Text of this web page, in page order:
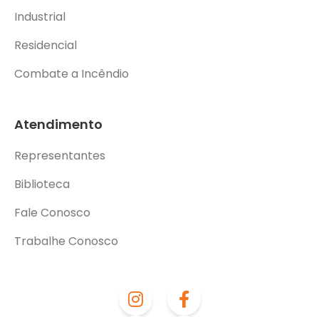
Industrial
Residencial
Combate a Incêndio
Atendimento
Representantes
Biblioteca
Fale Conosco
Trabalhe Conosco